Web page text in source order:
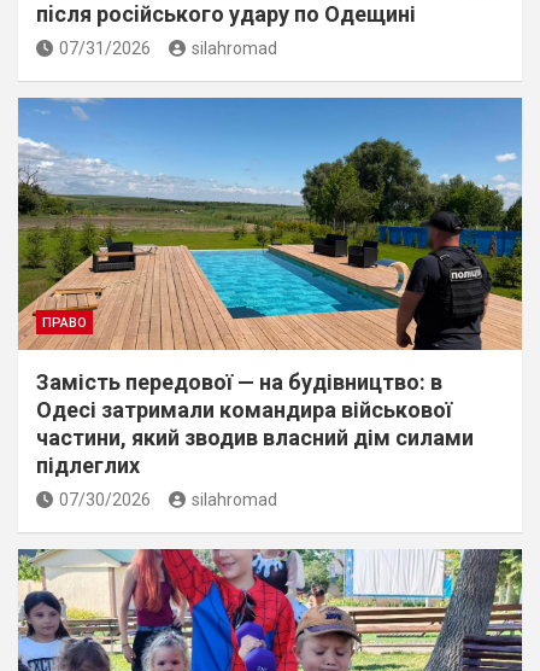
пiсля росiйського удару по Одещині
07/31/2026 silahromad
ПРАВО
Замість передової — на будівництво: в
Одесі затримали командира військової
частини, який зводив власний дім силами
підлеглих
07/30/2026 silahromad